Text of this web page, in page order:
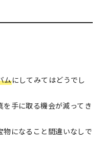
ムにしてみてはどうでし
手に取る機会が減ってき
物になること間違いなしで